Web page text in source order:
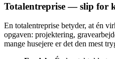
Totalentreprise — slip for
En totalentreprise betyder, at én
opgaven: projektering,
mange husejere er det den mest